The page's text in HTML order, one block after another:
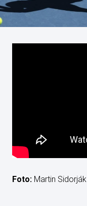
Foto: Martin Sidorják